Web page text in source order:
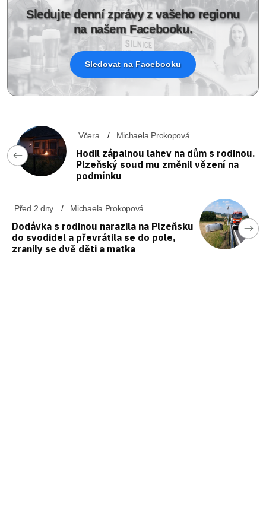
Sledujte denní zprávy z vašeho regionu
na našem Facebooku.
Sledovat na Facebooku
Včera Michaela Prokopová
Hodil zápalnou lahev na dům s rodinou.
Plzeňský soud mu změnil vězení na
podmínku
Před 2 dny Michaela Prokopová
Dodávka s rodinou narazila na Plzeňsku
do svodidel a převrátila se do pole,
zranily se dvě děti a matka